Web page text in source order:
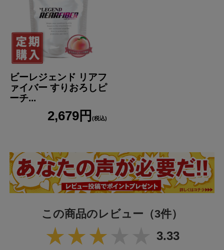
ビーレジェンド リアフ
ァイバー すりおろしピ
ーチ...
2,679円(税込)
この商品のレビュー （3件）
3.33